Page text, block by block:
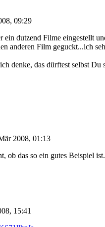
09:29
ein dutzend Filme eingestellt
anderen Film geguckt...ich
denke, das dürftest selbst Du
2008, 01:13
ob das so ein gutes Beispiel
15:41